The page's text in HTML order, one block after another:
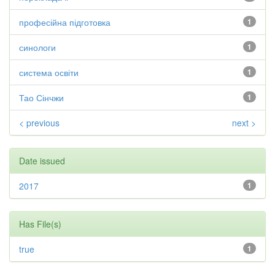
1
професійна підготовка
1
синологи
1
система освіти
1
Тао Сінчжи
< previous next >
Date issued
1
2017
Has File(s)
1
true